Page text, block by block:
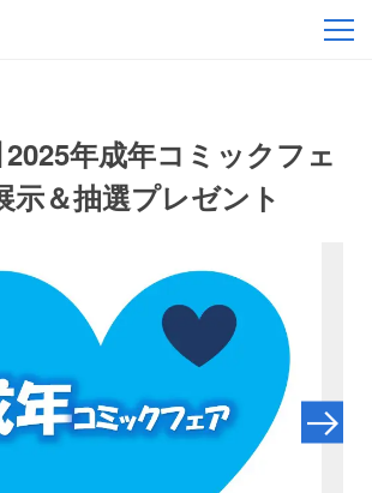
2025年成年コミックフェ
示＆抽選プレゼント
ノベ